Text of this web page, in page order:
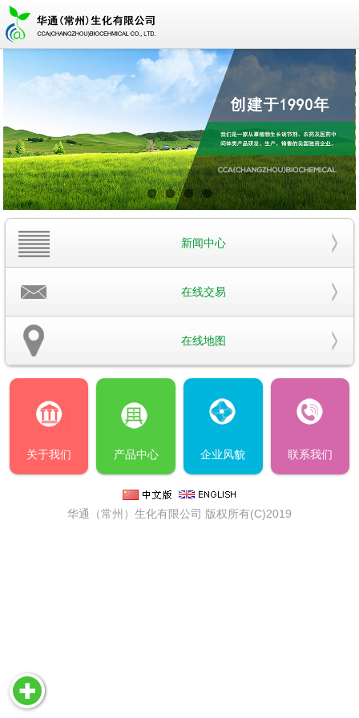
新闻中心
在线交易
在线地图
关于我们 产品中心 企业风貌 联系我们
华通（常州）生化有限公司 版权所有(C)2019